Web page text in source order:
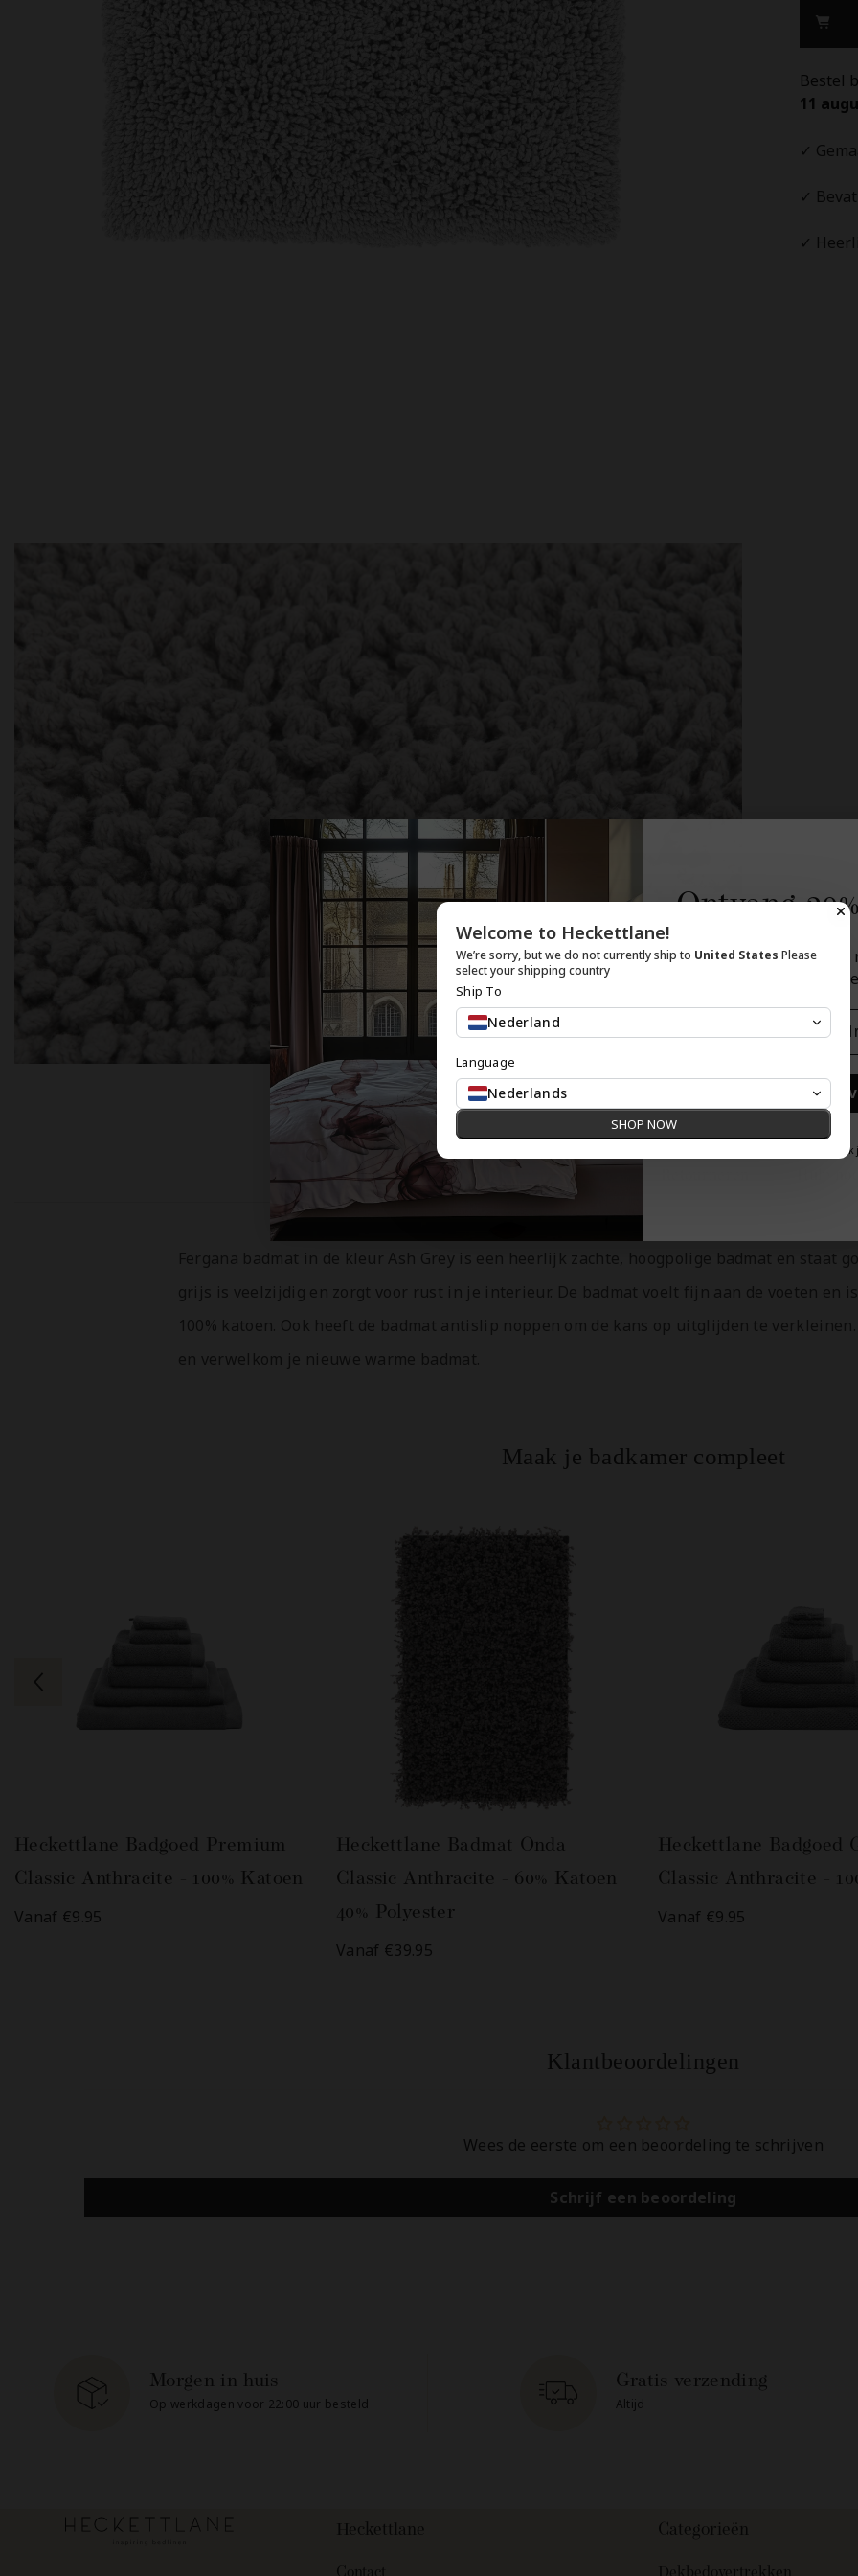
-
100%
Katoen
Bestel
11
✓
✓
✓
Beschrijving Wasvoorschriften
Fergana badmat in de kleur Ash Grey is een heerlijk zachte, hoogpolige badmat en staat
Maak je badkamer compleet
Heckettlane Badgoed Premium
Classic Anthracite - 100% Katoen
Vanaf €9.95
Heckettlane Badmat Onda
Classic Anthracite - 60% Katoen
40% Polyester
Vanaf €39.95
Heckettlane Badgoed
Classic Anthracite -
Vanaf €9.95
Klantbeoordelingen
Wees de eerste om een beoordeling te schrijven
Schrijf een beoordeling
Morgen in huis
Op werkdagen voor 22:00 uur besteld
Gratis verzending
Altijd
Heckettlane Categorieën
Ontvang
Schrijf je in voor
ontvang 20% korting op
Nee,
Welcome to Heckettlane!
We’re sorry, but we do not currently ship to United States Please
select your shipping country
Ship To
Nederland
Language
Nederlands
SHOP NOW